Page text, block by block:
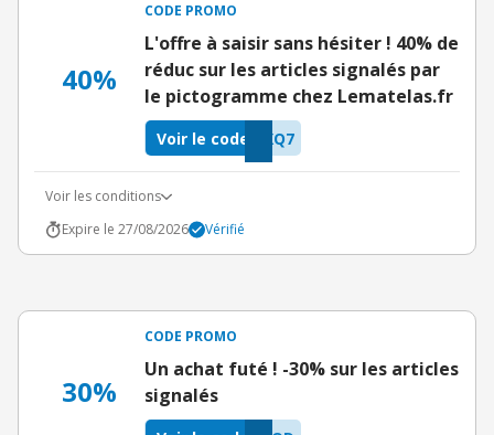
40%
CODE PROMO
L'offre à saisir sans hésiter ! 40% de
réduc sur les articles signalés par
le pictogramme chez Lematelas.fr
XQ7
Voir le code
Voir les conditions
Expire le 27/08/2026
Vérifié
30%
CODE PROMO
Un achat futé ! -30% sur les articles
signalés